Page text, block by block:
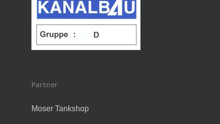
Partner
Moser Tankshop